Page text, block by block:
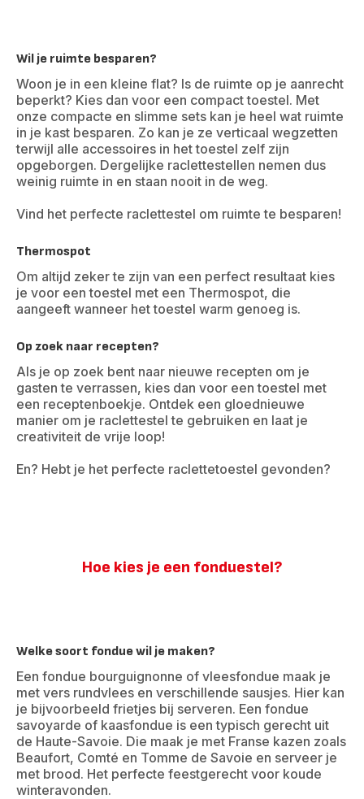
Wil je ruimte besparen?
Woon je in een kleine flat? Is de ruimte op je aanrecht
beperkt? Kies dan voor een compact toestel. Met
onze compacte en slimme sets kan je heel wat ruimte
in je kast besparen. Zo kan je ze verticaal wegzetten
terwijl alle accessoires in het toestel zelf zijn
opgeborgen. Dergelijke raclettestellen nemen dus
weinig ruimte in en staan nooit in de weg.
Vind het perfecte raclettestel om ruimte te besparen!
Thermospot
Om altijd zeker te zijn van een perfect resultaat kies
je voor een toestel met een Thermospot, die
aangeeft wanneer het toestel warm genoeg is.
Op zoek naar recepten?
Als je op zoek bent naar nieuwe recepten om je
gasten te verrassen, kies dan voor een toestel met
een receptenboekje. Ontdek een gloednieuwe
manier om je raclettestel te gebruiken en laat je
creativiteit de vrije loop!
En? Hebt je het perfecte raclettetoestel gevonden?
Hoe kies je een fonduestel?
Welke soort fondue wil je maken?
Een fondue bourguignonne of vleesfondue maak je
met vers rundvlees en verschillende sausjes. Hier kan
je bijvoorbeeld frietjes bij serveren. Een fondue
savoyarde of kaasfondue is een typisch gerecht uit
de Haute-Savoie. Die maak je met Franse kazen zoals
Beaufort, Comté en Tomme de Savoie en serveer je
met brood. Het perfecte feestgerecht voor koude
winteravonden.